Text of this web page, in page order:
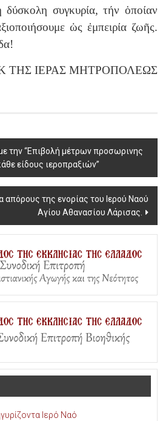
δύσκολη συγκυρία, τήν ὁποίαν
ὡς ἐμπειρία ζωῆς.
ΤΗΣ ΙΕΡΑΣ ΜΗΤΡΟΠΟΛΕΩΣ
την “Επιβολή μέτρων προσωρινης
είδους ιεροπραξιών”
της ενορίας του Ιερού Ναού
Αγίου Αθανασίου Λάρισας.
Ιερό Ναό